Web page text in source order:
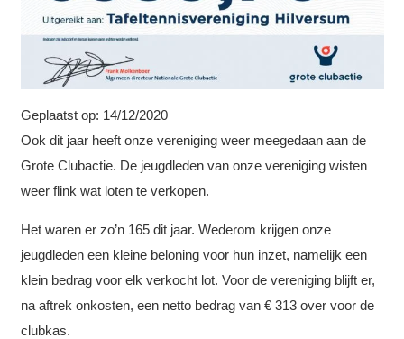
Geplaatst op: 14/12/2020
Ook dit jaar heeft onze vereniging weer meegedaan aan de
Grote Clubactie. De jeugdleden van onze vereniging wisten
weer flink wat loten te verkopen.
Het waren er zo’n 165 dit jaar. Wederom krijgen onze
jeugdleden een kleine beloning voor hun inzet, namelijk een
klein bedrag voor elk verkocht lot. Voor de vereniging blijft er,
na aftrek onkosten, een netto bedrag van € 313 over voor de
clubkas.